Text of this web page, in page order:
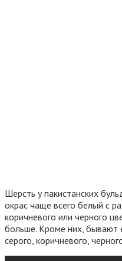
Шерсть у пакистанских
окрас чаще всего белый с
коричневого или черного
больше. Кроме них, бывают
серого, коричневого,